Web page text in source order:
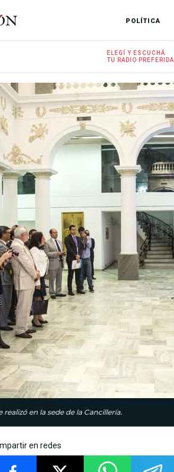
POLÍTICA
ELEGÍ Y ESCUCHÁ
TU RADIO PREFERIDA
en la sede de la Cancillería.
en redes